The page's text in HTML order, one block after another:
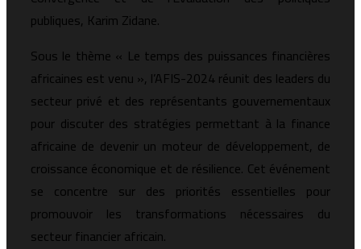
publiques, Karim Zidane.
Sous le thème « Le temps des puissances financières
africaines est venu », l’AFIS-2024 réunit des leaders du
secteur privé et des représentants gouvernementaux
pour discuter des stratégies permettant à la finance
africaine de devenir un moteur de développement, de
croissance économique et de résilience. Cet événement
se concentre sur des priorités essentielles pour
promouvoir les transformations nécessaires du
secteur financier africain.